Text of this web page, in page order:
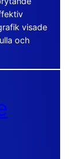
visade
och